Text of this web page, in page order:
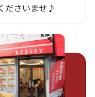
ださいませ♪